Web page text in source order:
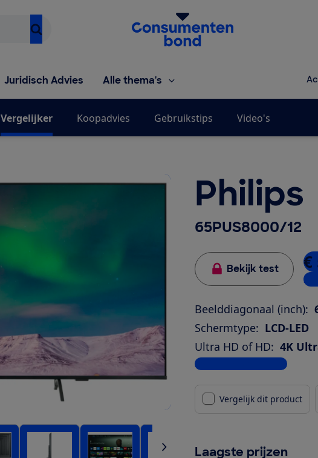
Homepage van de Consumentenbond
Juridisch Advies Alle thema's
Vergelijker Koopadvies Gebruikstips Video's
Philips
65PUS8000/12
Bekijk test €
2
Beelddiagonaal (inch):
Schermtype: LCD-LED
Ultra HD of HD: 4K
Bekijk alle specificaties
Vergelijk dit product
Laagste prijzen